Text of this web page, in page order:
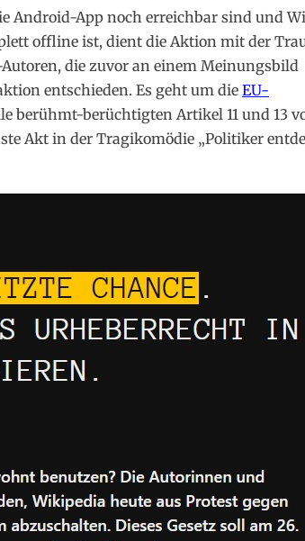
Android-App noch erreichbar sind und
offline ist, dient die Aktion mit der
die zuvor an einem Meinungsbild
entschieden. Es geht um die EU-
berühmt-berüchtigten Artikel 11 und 13
Akt in der Tragikomödie „Politiker